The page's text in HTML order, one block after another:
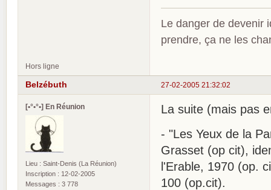
Le danger de devenir
prendre, ça ne les
Hors ligne
27-02-2005 21:32:02
Belzébuth
[•°•°•] En Réunion
Lieu : Saint-Denis (La Réunion)
Inscription : 12-02-2005
Messages : 3 778
La suite (mais pas
- "Les Yeux de la
Grasset (op cit),
l'Erable, 1970 (op.
100 (op.cit).